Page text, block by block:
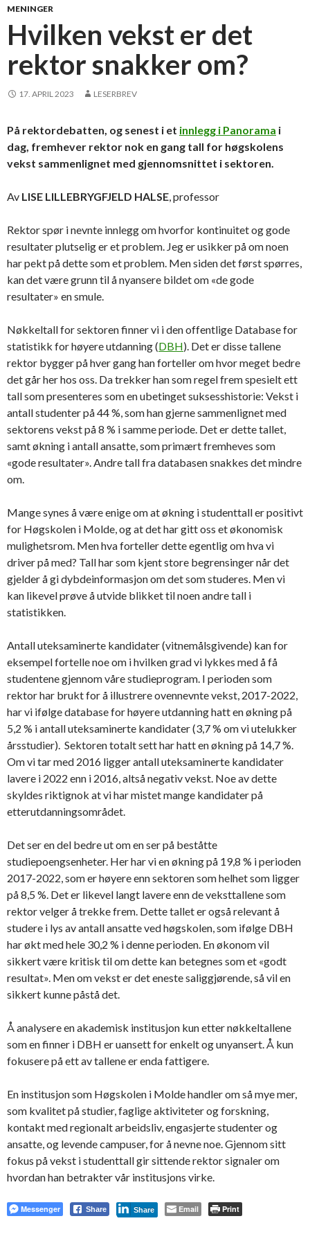
MENINGER
Hvilken vekst er det
rektor snakker om?
17. APRIL 2023 LESERBREV
På rektordebatten, og senest i et innlegg i Panorama i
dag, fremhever rektor nok en gang tall for høgskolens
vekst sammenlignet med gjennomsnittet i sektoren.
Av LISE LILLEBRYGFJELD HALSE, professor
Rektor spør i nevnte innlegg om hvorfor kontinuitet og gode
resultater plutselig er et problem. Jeg er usikker på om noen
har pekt på dette som et problem. Men siden det først spørres,
kan det være grunn til å nyansere bildet om «de gode
resultater» en smule.
Nøkkeltall for sektoren finner vi i den offentlige Database for
statistikk for høyere utdanning (DBH). Det er disse tallene
rektor bygger på hver gang han forteller om hvor meget bedre
det går her hos oss. Da trekker han som regel frem spesielt ett
tall som presenteres som en ubetinget suksesshistorie: Vekst i
antall studenter på 44 %, som han gjerne sammenlignet med
sektorens vekst på 8 % i samme periode. Det er dette tallet,
samt økning i antall ansatte, som primært fremheves som
«gode resultater». Andre tall fra databasen snakkes det mindre
om.
Mange synes å være enige om at økning i studenttall er positivt
for Høgskolen i Molde, og at det har gitt oss et økonomisk
mulighetsrom. Men hva forteller dette egentlig om hva vi
driver på med? Tall har som kjent store begrensinger når det
gjelder å gi dybdeinformasjon om det som studeres. Men vi
kan likevel prøve å utvide blikket til noen andre tall i
statistikken.
Antall uteksaminerte kandidater (vitnemålsgivende) kan for
eksempel fortelle noe om i hvilken grad vi lykkes med å få
studentene gjennom våre studieprogram. I perioden som
rektor har brukt for å illustrere ovennevnte vekst, 2017-2022,
har vi ifølge database for høyere utdanning hatt en økning på
5,2 % i antall uteksaminerte kandidater (3,7 % om vi utelukker
årsstudier). Sektoren totalt sett har hatt en økning på 14,7 %.
Om vi tar med 2016 ligger antall uteksaminerte kandidater
lavere i 2022 enn i 2016, altså negativ vekst. Noe av dette
skyldes riktignok at vi har mistet mange kandidater på
etterutdanningsområdet.
Det ser en del bedre ut om en ser på beståtte
studiepoengsenheter. Her har vi en økning på 19,8 % i perioden
2017-2022, som er høyere enn sektoren som helhet som ligger
på 8,5 %. Det er likevel langt lavere enn de veksttallene som
rektor velger å trekke frem. Dette tallet er også relevant å
studere i lys av antall ansatte ved høgskolen, som ifølge DBH
har økt med hele 30,2 % i denne perioden. En økonom vil
sikkert være kritisk til om dette kan betegnes som et «godt
resultat». Men om vekst er det eneste saliggjørende, så vil en
sikkert kunne påstå det.
Å analysere en akademisk institusjon kun etter nøkkeltallene
som en finner i DBH er uansett for enkelt og unyansert. Å kun
fokusere på ett av tallene er enda fattigere.
En institusjon som Høgskolen i Molde handler om så mye mer,
som kvalitet på studier, faglige aktiviteter og forskning,
kontakt med regionalt arbeidsliv, engasjerte studenter og
ansatte, og levende campuser, for å nevne noe. Gjennom sitt
fokus på vekst i studenttall gir sittende rektor signaler om
hvordan han betrakter vår institusjons virke.
Messenger Share Share Email Print